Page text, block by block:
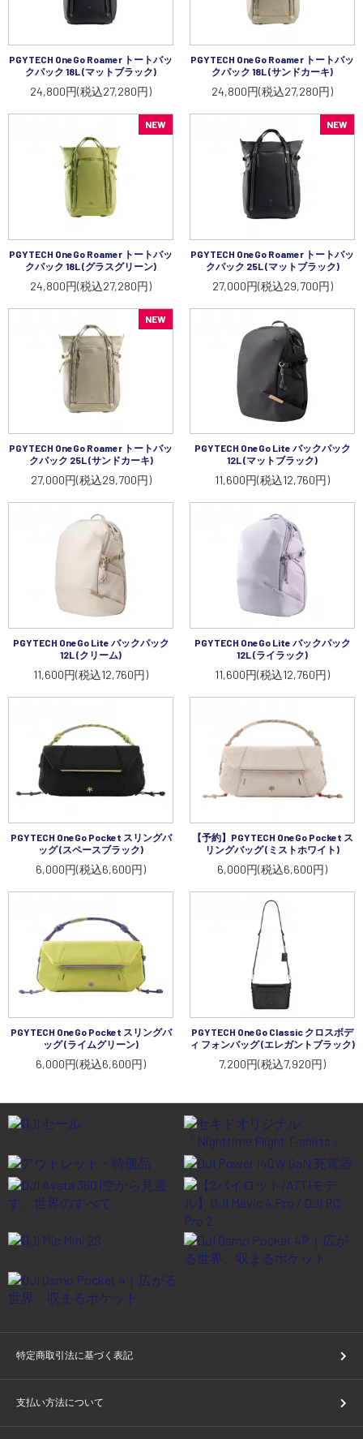
PGYTECH OneGo Roamer トートバッ
クパック 18L (マットブラック)
24,800円(税込27,280円)
PGYTECH OneGo Roamer トートバッ
クパック 18L (サンドカーキ)
24,800円(税込27,280円)
NEW
PGYTECH OneGo Roamer トートバッ
クパック 18L (グラスグリーン)
24,800円(税込27,280円)
NEW
PGYTECH OneGo Roamer トートバッ
クパック 25L (マットブラック)
27,000円(税込29,700円)
NEW
PGYTECH OneGo Roamer トートバッ
クパック 25L (サンドカーキ)
27,000円(税込29,700円)
PGYTECH OneGo Lite バックパック
12L (マットブラック)
11,600円(税込12,760円)
PGYTECH OneGo Lite バックパック
12L (クリーム)
11,600円(税込12,760円)
PGYTECH OneGo Lite バックパック
12L (ライラック)
11,600円(税込12,760円)
PGYTECH OneGo Pocket スリングバ
ッグ (スペースブラック)
6,000円(税込6,600円)
【予約】PGYTECH OneGo Pocket ス
リングバッグ (ミストホワイト)
6,000円(税込6,600円)
PGYTECH OneGo Pocket スリングバ
ッグ (ライムグリーン)
6,000円(税込6,600円)
PGYTECH OneGo Classic クロスボデ
ィ フォンバッグ (エレガントブラック)
7,200円(税込7,920円)
特定商取引法に基づく表記
支払い方法について